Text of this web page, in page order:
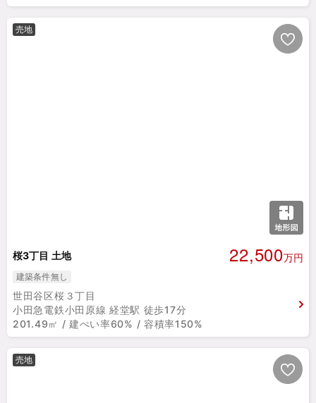
売地
桜3丁目 土地 22,500万円
建築条件無し
世田谷区桜３丁目
小田急電鉄小田原線 経堂駅 徒歩17分
201.49㎡ / 建ぺい率60% / 容積率150%
売地